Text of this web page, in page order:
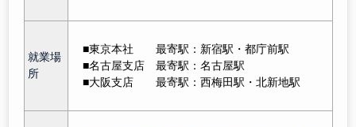
就業場
所
■東京本社 最寄駅：新宿駅 ・都庁前駅
■名古屋支店最寄駅：名古屋駅
■大阪支店最寄駅：西梅田駅・北新地駅